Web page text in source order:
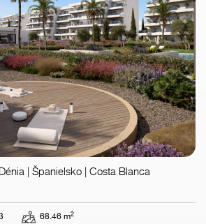
| Španielsko | Costa Blanca
68.46 m2